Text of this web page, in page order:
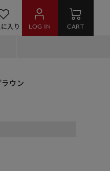
入り LOG IN CART
ウン